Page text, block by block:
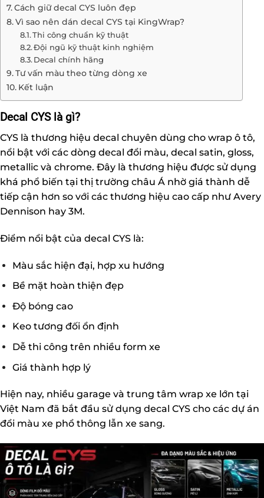
Cách giữ decal CYS luôn đẹp
Vì sao nên dán decal CYS tại KingWrap?
Thi công chuẩn kỹ thuật
Đội ngũ kỹ thuật kinh nghiệm
Decal chính hãng
Tư vấn màu theo từng dòng xe
Kết luận
Decal CYS là gì?
CYS là thương hiệu decal chuyên dùng cho wrap ô tô,
nổi bật với các dòng decal đổi màu, decal satin, gloss,
metallic và chrome. Đây là thương hiệu được sử dụng
khá phổ biến tại thị trường châu Á nhờ giá thành dễ
tiếp cận hơn so với các thương hiệu cao cấp như Avery
Dennison hay 3M.
Điểm nổi bật của decal CYS là:
Màu sắc hiện đại, hợp xu hướng
Bề mặt hoàn thiện đẹp
Độ bóng cao
Keo tương đối ổn định
Dễ thi công trên nhiều form xe
Giá thành hợp lý
Hiện nay, nhiều garage và trung tâm wrap xe lớn tại
Việt Nam đã bắt đầu sử dụng decal CYS cho các dự án
đổi màu xe phổ thông lẫn xe sang.